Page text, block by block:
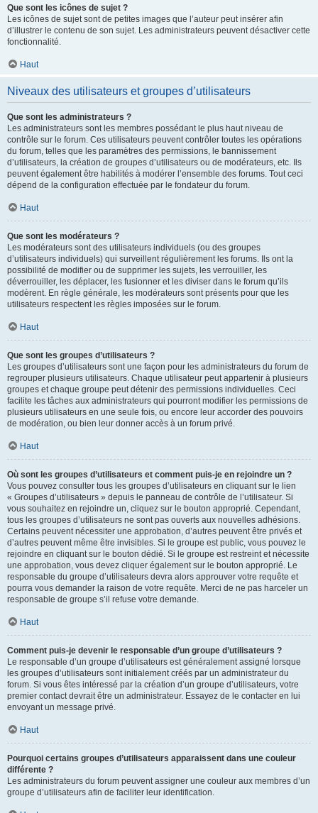
Que sont les icônes de sujet ?
Les icônes de sujet sont de petites images que l’auteur peut insérer afin
d’illustrer le contenu de son sujet. Les administrateurs peuvent désactiver cette
fonctionnalité.
Haut
Niveaux des utilisateurs et groupes d’utilisateurs
Que sont les administrateurs ?
Les administrateurs sont les membres possédant le plus haut niveau de
contrôle sur le forum. Ces utilisateurs peuvent contrôler toutes les opérations
du forum, telles que les paramètres des permissions, le bannissement
d’utilisateurs, la création de groupes d’utilisateurs ou de modérateurs, etc. Ils
peuvent également être habilités à modérer l’ensemble des forums. Tout ceci
dépend de la configuration effectuée par le fondateur du forum.
Haut
Que sont les modérateurs ?
Les modérateurs sont des utilisateurs individuels (ou des groupes
d’utilisateurs individuels) qui surveillent régulièrement les forums. Ils ont la
possibilité de modifier ou de supprimer les sujets, les verrouiller, les
déverrouiller, les déplacer, les fusionner et les diviser dans le forum qu’ils
modèrent. En règle générale, les modérateurs sont présents pour que les
utilisateurs respectent les règles imposées sur le forum.
Haut
Que sont les groupes d’utilisateurs ?
Les groupes d’utilisateurs sont une façon pour les administrateurs du forum de
regrouper plusieurs utilisateurs. Chaque utilisateur peut appartenir à plusieurs
groupes et chaque groupe peut détenir des permissions individuelles. Ceci
facilite les tâches aux administrateurs qui pourront modifier les permissions de
plusieurs utilisateurs en une seule fois, ou encore leur accorder des pouvoirs
de modération, ou bien leur donner accès à un forum privé.
Haut
Où sont les groupes d’utilisateurs et comment puis-je en rejoindre un ?
Vous pouvez consulter tous les groupes d’utilisateurs en cliquant sur le lien
« Groupes d’utilisateurs » depuis le panneau de contrôle de l’utilisateur. Si
vous souhaitez en rejoindre un, cliquez sur le bouton approprié. Cependant,
tous les groupes d’utilisateurs ne sont pas ouverts aux nouvelles adhésions.
Certains peuvent nécessiter une approbation, d’autres peuvent être privés et
d’autres peuvent même être invisibles. Si le groupe est public, vous pouvez le
rejoindre en cliquant sur le bouton dédié. Si le groupe est restreint et nécessite
une approbation, vous devez cliquer également sur le bouton approprié. Le
responsable du groupe d’utilisateurs devra alors approuver votre requête et
pourra vous demander la raison de votre requête. Merci de ne pas harceler un
responsable de groupe s’il refuse votre demande.
Haut
Comment puis-je devenir le responsable d’un groupe d’utilisateurs ?
Le responsable d’un groupe d’utilisateurs est généralement assigné lorsque
les groupes d’utilisateurs sont initialement créés par un administrateur du
forum. Si vous êtes intéressé par la création d’un groupe d’utilisateurs, votre
premier contact devrait être un administrateur. Essayez de le contacter en lui
envoyant un message privé.
Haut
Pourquoi certains groupes d’utilisateurs apparaissent dans une couleur
différente ?
Les administrateurs du forum peuvent assigner une couleur aux membres d’un
groupe d’utilisateurs afin de faciliter leur identification.